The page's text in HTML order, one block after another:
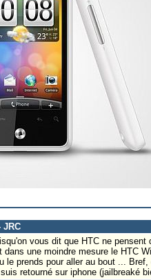
JRC
vous dit que HTC ne
dans une moindre mesure le HTC
le prends pour aller au bout ...
retourné sur iphone (jailbreaké